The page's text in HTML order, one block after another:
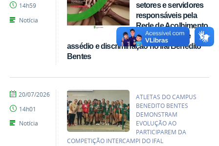
setores e servidores
responsáveis pela
Rede de Acolhimento
para situação de
assédio e discriminação no Ifal Benedito
Bentes
Vicente
Santos
14h59
Notícia
ATLETAS DO CAMPUS
BENEDITO BENTES
DEMONSTRAM
EVOLUÇÃO AO
PARTICIPAREM DA
COMPETIÇÃO INTERCAMPI DO IFAL
por
Vicente
Santos
publicado
20/07/2026
14h01
Notícia